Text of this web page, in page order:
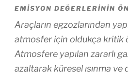
EMISYON DEĞERLERININ
Araçların egzozlarından
atmosfer için oldukça kritik
Atmosfere yapılan zararlı
azaltarak küresel ısınma ve